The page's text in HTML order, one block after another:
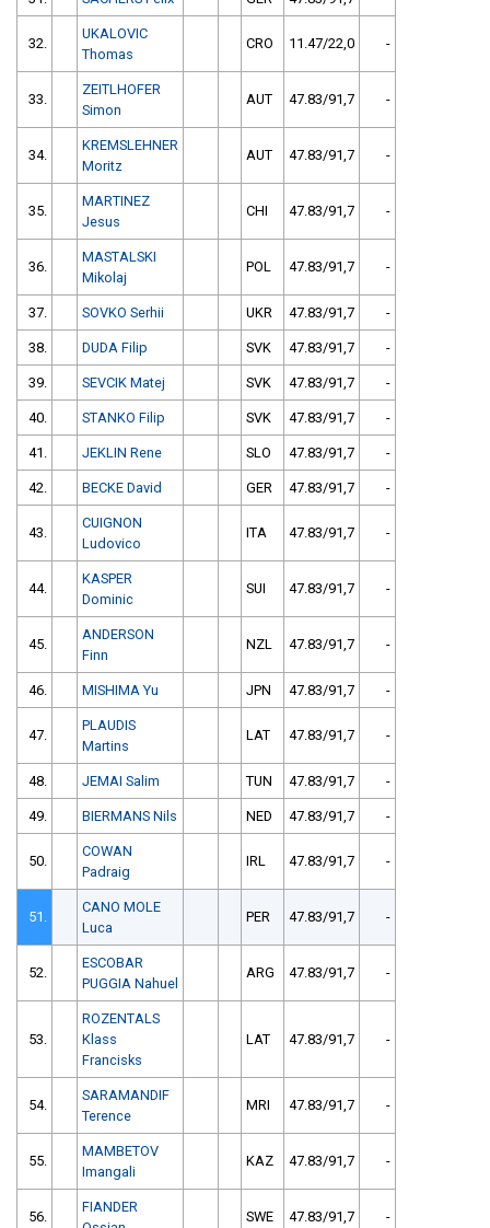
32.
UKALOVIC
Thomas
CRO 11.47/22,0 -
33.
ZEITLHOFER
Simon
AUT 47.83/91,7 -
34.
KREMSLEHNER
Moritz
AUT 47.83/91,7 -
35.
MARTINEZ
Jesus
CHI 47.83/91,7 -
36.
MASTALSKI
Mikolaj
POL 47.83/91,7 -
37. SOVKO Serhii UKR 47.83/91,7 -
38. DUDA Filip SVK 47.83/91,7 -
39. SEVCIK Matej SVK 47.83/91,7 -
40. STANKO Filip SVK 47.83/91,7 -
41. JEKLIN Rene SLO 47.83/91,7 -
42. BECKE David GER 47.83/91,7 -
43.
CUIGNON
Ludovico
ITA 47.83/91,7 -
44.
KASPER
Dominic
SUI 47.83/91,7 -
45.
ANDERSON
Finn
NZL 47.83/91,7 -
46. MISHIMA Yu JPN 47.83/91,7 -
47.
PLAUDIS
Martins
LAT 47.83/91,7 -
48. JEMAI Salim TUN 47.83/91,7 -
49. BIERMANS Nils NED 47.83/91,7 -
50.
COWAN
Padraig
IRL 47.83/91,7 -
51.
CANO MOLE
Luca
PER 47.83/91,7 -
52.
ESCOBAR
PUGGIA Nahuel
ARG 47.83/91,7 -
53.
ROZENTALS
Klass
Francisks
LAT 47.83/91,7 -
54.
SARAMANDIF
Terence
MRI 47.83/91,7 -
55.
MAMBETOV
Imangali
KAZ 47.83/91,7 -
56.
FIANDER
SWE 47.83/91,7 -